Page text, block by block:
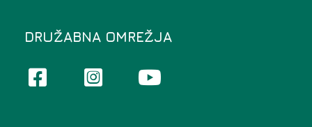
DRUŽABNA OMREŽJA